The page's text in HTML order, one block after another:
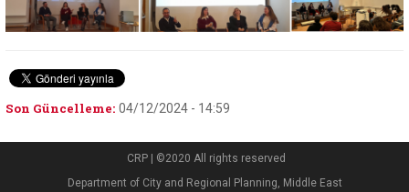
Son Güncelleme: 04/12/2024 - 14:59
CRP | ©2020 All rights reserved
Department of City and Regional Planning, Middle East